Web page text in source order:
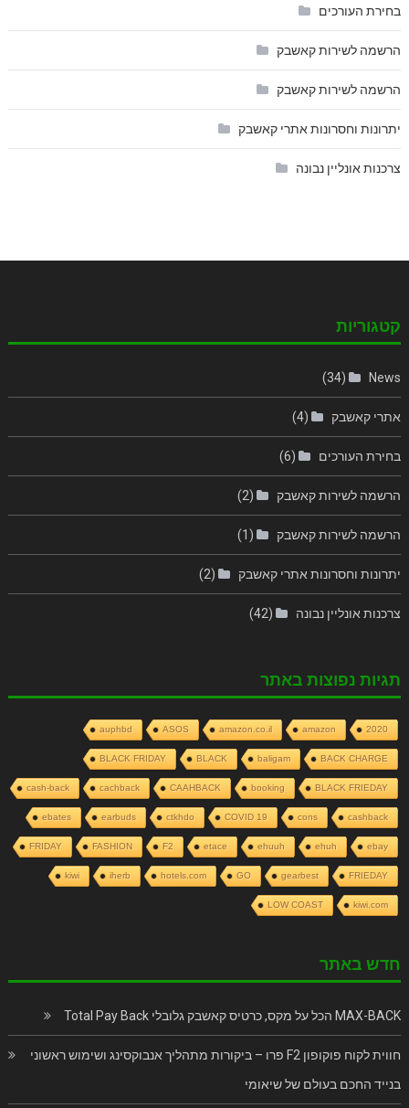
בחירת העורכים
הרשמה לשירות קאשבק
הרשמה לשירות קאשבק
יתרונות וחסרונות אתרי קאשבק
צרכנות אונליין נבונה
קטגוריות
News
(34)
אתרי קאשבק (4)
בחירת העורכים (6)
הרשמה לשירות קאשבק (2)
הרשמה לשירות קאשבק (1)
יתרונות וחסרונות אתרי קאשבק (2)
צרכנות אונליין נבונה (42)
תגיות נפוצות באתר
2020
amazon
amazon.co.il
ASOS
auphbd
BACK CHARGE
baligam
BLACK
BLACK FRIDAY
BLACK FRIEDAY
booking
CAAHBACK
cachback
cash-back
cashback
cons
COVID 19
ctkhdo
earbuds
ebates
ebay
ehuh
ehuuh
etace
F2
FASHION
FRIDAY
FRIEDAY
gearbest
GO
hotels.com
iherb
kiwi
kiwi.com
LOW COAST
חדש באתר
MAX-BACK הכל על מקס, כרטיס קאשבק גלובלי Total Pay Back
חווית לקוח פוקופון F2 פרו – ביקורות מתהליך אנבוקסינג ושימוש ראשוני
בנייד החכם בעולם של שיאומי